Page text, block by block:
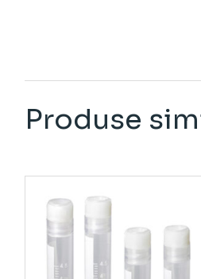
Produse